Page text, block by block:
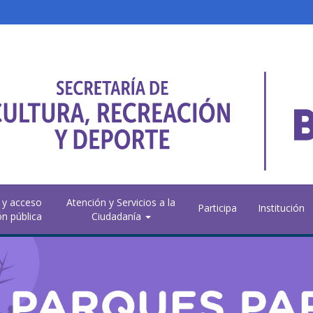
acceso
pública
Atención y Servicios a la
Ciudadanía
Participa Institución